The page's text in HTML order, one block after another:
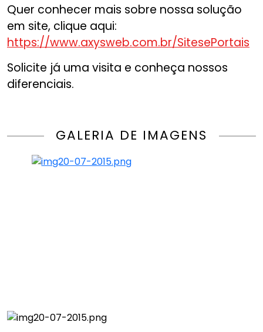
Quer conhecer mais sobre nossa solução
em site, clique aqui:
https://www.axysweb.com.br/SitesePortais
Solicite já uma visita e conheça nossos
diferenciais.
GALERIA DE IMAGENS